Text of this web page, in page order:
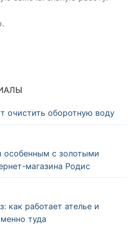
очистить оборотную воду
особенным с золотыми
магазина Родис
как работает ателье и
туда